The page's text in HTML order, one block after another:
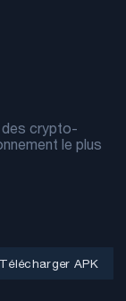
des crypto-
le plus
Télécharger APK